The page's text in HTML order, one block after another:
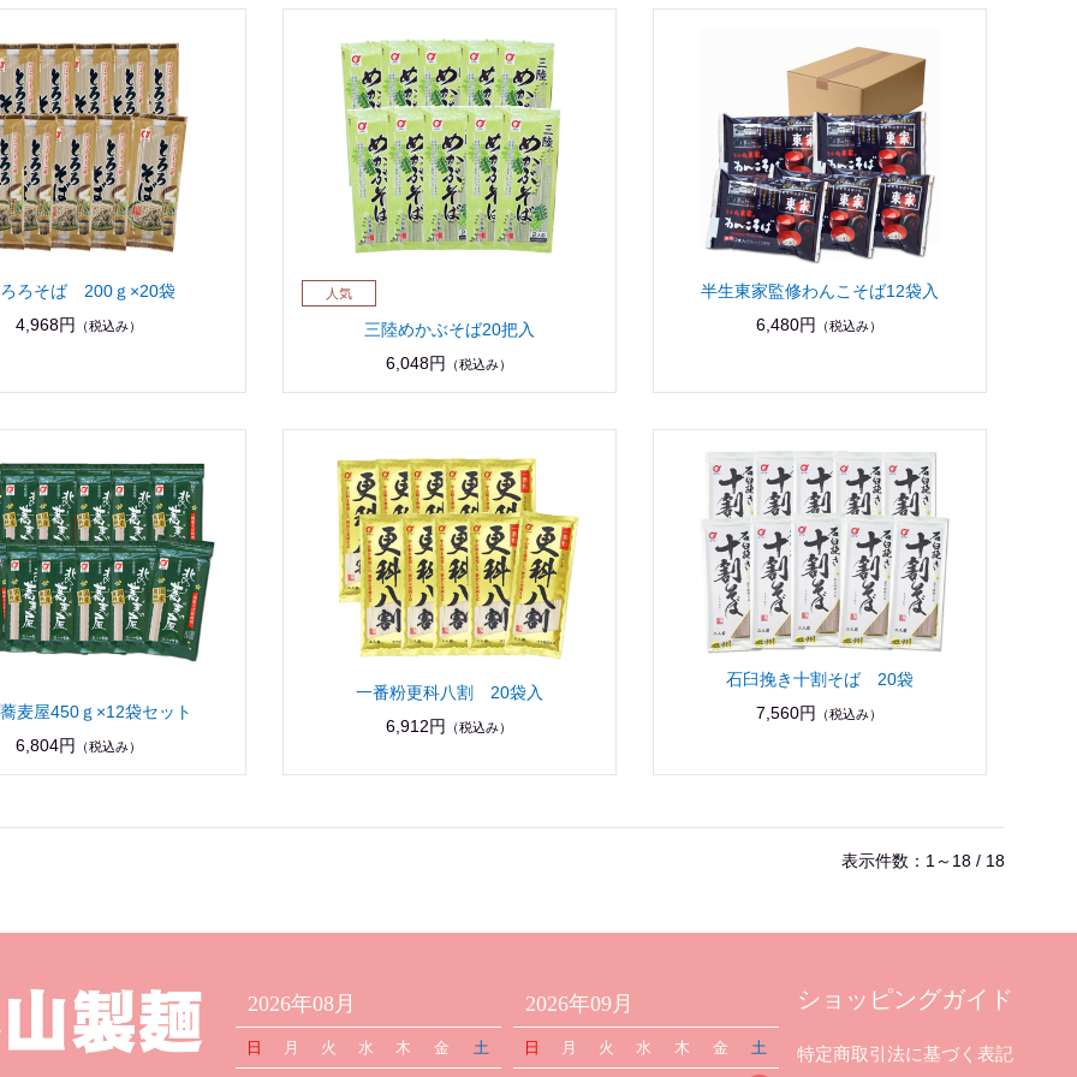
ろそば 200ｇ×20袋
4,968円
（税込み）
三陸めかぶそば20把入
6,048円
（税込み）
半生東家監修わんこそば12袋入
6,480円
（税込み）
麦屋450ｇ×12袋セット
6,804円
（税込み）
一番粉更科八割 20袋入
6,912円
（税込み）
石臼挽き十割そば 20袋
7,560円
（税込み）
表示件数：1～18 / 18
2026年08月
日 月 火 水 木 金 土
2026年09月
日 月 火 水 木 金 土
ショッピングガイド
特定商取引法に基づく表記